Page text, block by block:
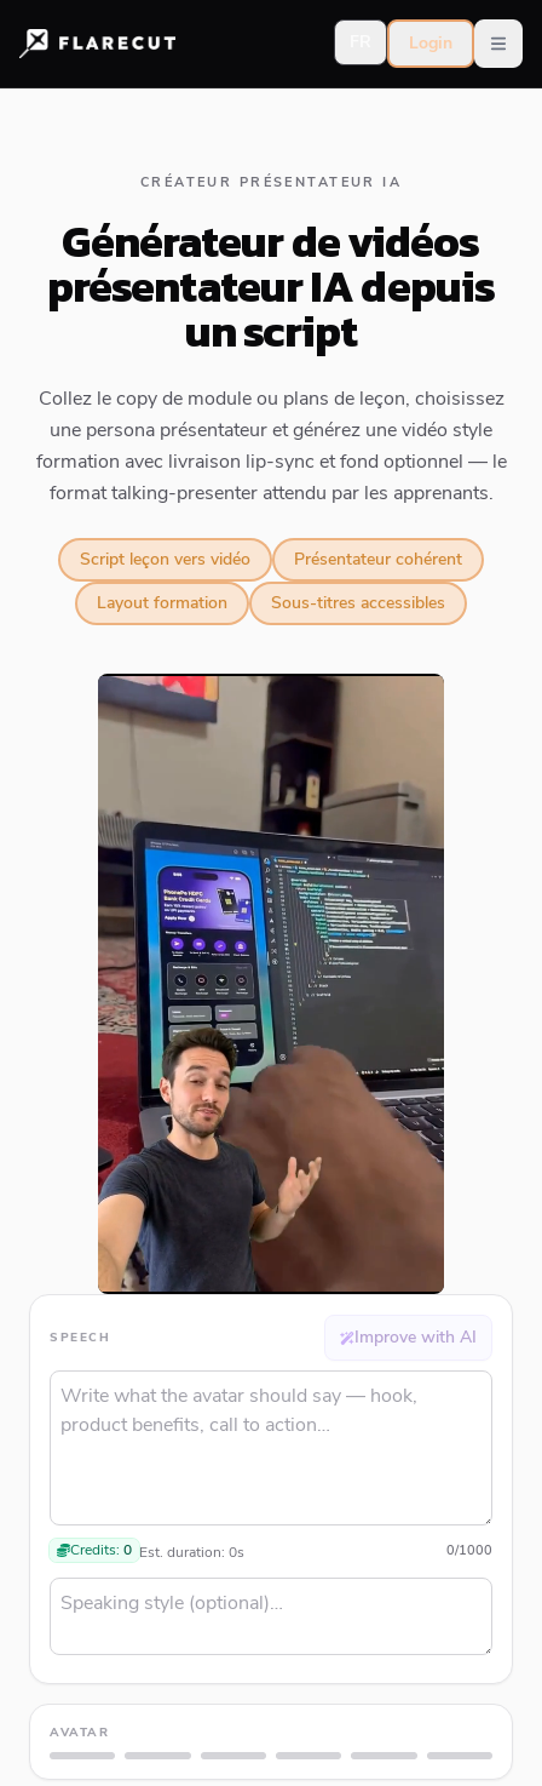
Login
CRÉATEUR PRÉSENTATEUR IA
Générateur de vidéos
présentateur IA depuis
un script
Collez le copy de module ou plans de leçon, choisissez
une persona présentateur et générez une vidéo style
formation avec livraison lip-sync et fond optionnel — le
format talking-presenter attendu par les apprenants.
Script leçon vers vidéo
Présentateur cohérent
Layout formation
Sous-titres accessibles
SPEECH Improve with AI
Credits: 0 Est. duration: 0s 0/1000
AVATAR